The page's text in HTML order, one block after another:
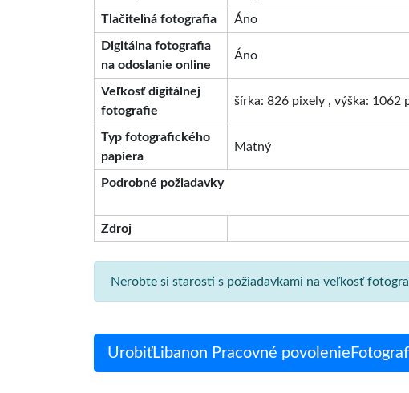
Tlačiteľná fotografia Áno
Digitálna fotografia
na odoslanie online
Áno
Veľkosť digitálnej
fotografie
šírka: 826 pixely , výška: 1062
Typ fotografického
papiera
Matný
Podrobné požiadavky
Zdroj
Nerobte si starosti s požiadavkami na veľkosť
UrobiťLibanon Pracovné